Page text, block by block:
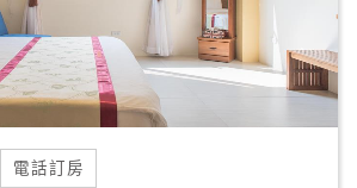
電話訂房